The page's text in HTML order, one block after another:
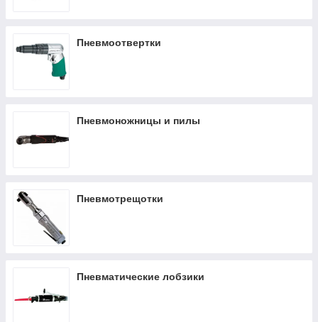
Пневмоотвертки
Пневмоножницы и пилы
Пневмотрещотки
Пневматические лобзики